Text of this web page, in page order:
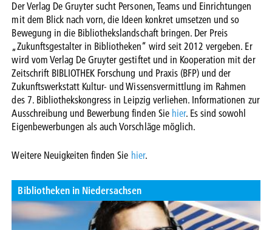
Der Verlag De Gruyter sucht Personen, Teams und Einrichtungen
mit dem Blick nach vorn, die Ideen konkret umsetzen und so
Bewegung in die Bibliothekslandschaft bringen. Der Preis
„Zukunftsgestalter in Bibliotheken“ wird seit 2012 vergeben. Er
wird vom Verlag De Gruyter gestiftet und in Kooperation mit der
Zeitschrift BIBLIOTHEK Forschung und Praxis (BFP) und der
Zukunftswerkstatt Kultur- und Wissensvermittlung im Rahmen
des 7. Bibliothekskongress in Leipzig verliehen. Informationen zur
Ausschreibung und Bewerbung finden Sie hier. Es sind sowohl
Eigenbewerbungen als auch Vorschläge möglich.
Weitere Neuigkeiten finden Sie hier.
Bibliotheken in Niedersachsen